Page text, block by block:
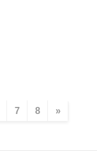
7 8 »